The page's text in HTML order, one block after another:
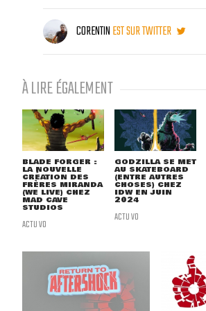
CORENTINEST SUR TWITTER
À LIRE ÉGALEMENT
BLADE FORGER :
LA NOUVELLE
CRÉATION DES
FRÈRES MIRANDA
(WE LIVE) CHEZ
MAD CAVE
STUDIOS
ACTU VO
GODZILLA SE MET
AU SKATEBOARD
(ENTRE AUTRES
CHOSES) CHEZ
IDW EN JUIN
2024
ACTU VO